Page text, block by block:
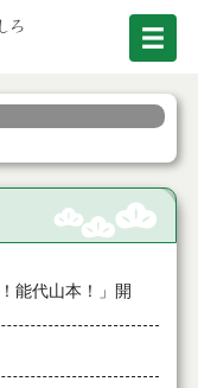
能代山本！」開